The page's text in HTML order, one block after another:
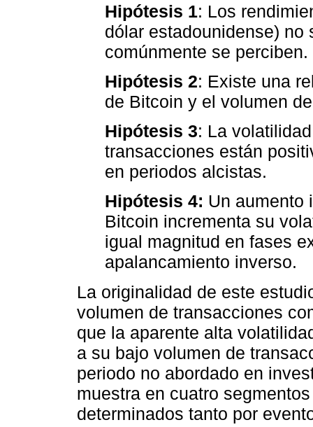
Hipótesis 1: Los
dólar estadounidense)
comúnmente se perciben.
Hipótesis 2: Existe una
de Bitcoin y el volumen
Hipótesis 3: La
transacciones están
en periodos alcistas.
Hipótesis 4: Un aumento
Bitcoin incrementa su
igual magnitud en fases
apalancamiento inverso.
La originalidad de este
volumen de transacciones
que la aparente alta
a su bajo volumen de
periodo no abordado en
muestra en cuatro
determinados tanto por